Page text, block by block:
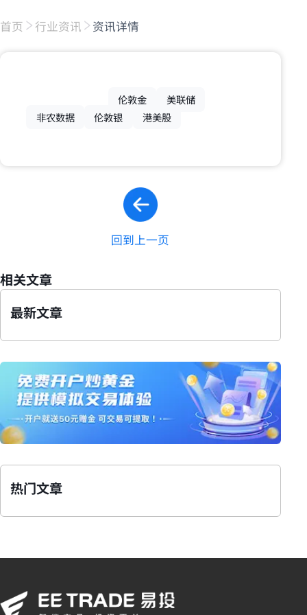
首页 行业资讯 资讯详情
伦敦金
美联储
非农数据
伦敦银 港美股
回到上一页
相关文章
最新文章
热门文章